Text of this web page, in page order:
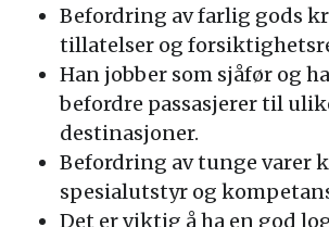
Befordring av farlig gods
tillatelser og
Han jobber som sjåfør og
befordre passasjerer til
destinasjoner.
Befordring av tunge varer
spesialutstyr og
Det er viktig å ha en god